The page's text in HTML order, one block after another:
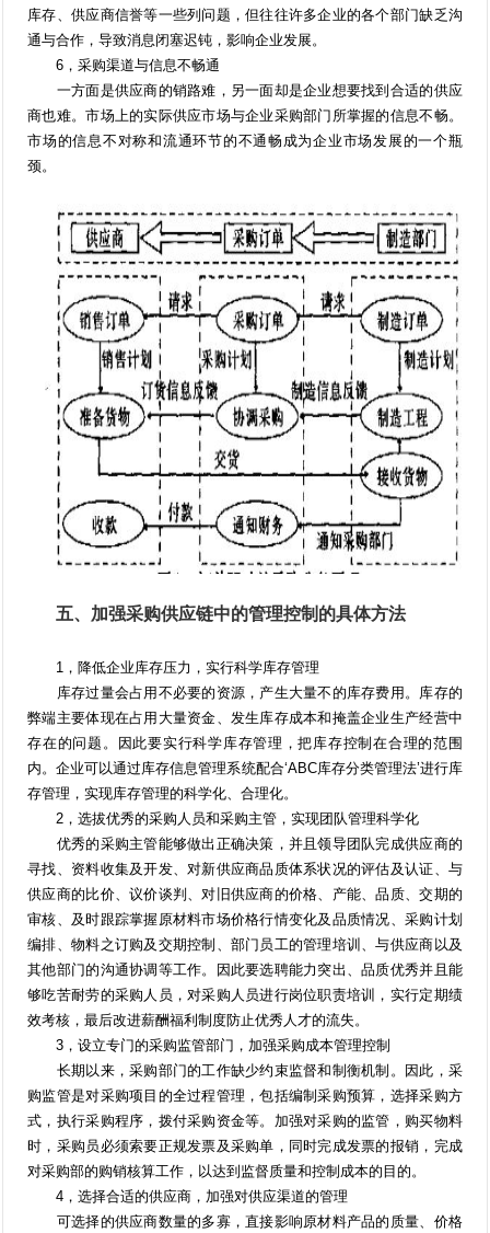
库存、供应商信誉等一些列问题，但往往许多企业的各个部门缺乏沟
通与合作，导致消息闭塞迟钝，影响企业发展。
6，采购渠道与信息不畅通
一方面是供应商的销路难，另一面却是企业想要找到合适的供应
商也难。市场上的实际供应市场与企业采购部门所掌握的信息不畅。
市场的信息不对称和流通环节的不通畅成为企业市场发展的一个瓶
颈。
五、加强采购供应链中的管理控制的具体方法
1，降低企业库存压力，实行科学库存管理
库存过量会占用不必要的资源，产生大量不的库存费用。库存的
弊端主要体现在占用大量资金、发生库存成本和掩盖企业生产经营中
存在的问题。因此要实行科学库存管理，把库存控制在合理的范围
内。企业可以通过库存信息管理系统配合‘ABC库存分类管理法’进行库
存管理，实现库存管理的科学化、合理化。
2，选拔优秀的采购人员和采购主管，实现团队管理科学化
优秀的采购主管能够做出正确决策，并且领导团队完成供应商的
寻找、资料收集及开发、对新供应商品质体系状况的评估及认证、与
供应商的比价、议价谈判、对旧供应商的价格、产能、品质、交期的
审核、及时跟踪掌握原材料市场价格行情变化及品质情况、采购计划
编排、物料之订购及交期控制、部门员工的管理培训、与供应商以及
其他部门的沟通协调等工作。因此要选聘能力突出、品质优秀并且能
够吃苦耐劳的采购人员，对采购人员进行岗位职责培训，实行定期绩
效考核，最后改进薪酬福利制度防止优秀人才的流失。
3，设立专门的采购监管部门，加强采购成本管理控制
长期以来，采购部门的工作缺少约束监督和制衡机制。因此，采
购监管是对采购项目的全过程管理，包括编制采购预算，选择采购方
式，执行采购程序，拨付采购资金等。加强对采购的监管，购买物料
时，采购员必须索要正规发票及采购单，同时完成发票的报销，完成
对采购部的购销核算工作，以达到监督质量和控制成本的目的。
4，选择合适的供应商，加强对供应渠道的管理
可选择的供应商数量的多寡，直接影响原材料产品的质量、价格